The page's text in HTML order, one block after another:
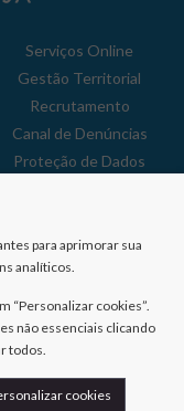
Serviços Online
Gestão Territorial
Recrutamento
Canal de Denúncias
Proteção de Dados
Reclamações
para aprimorar sua
analíticos.
“Personalizar cookies”.
não essenciais clicando
todos.
cookies